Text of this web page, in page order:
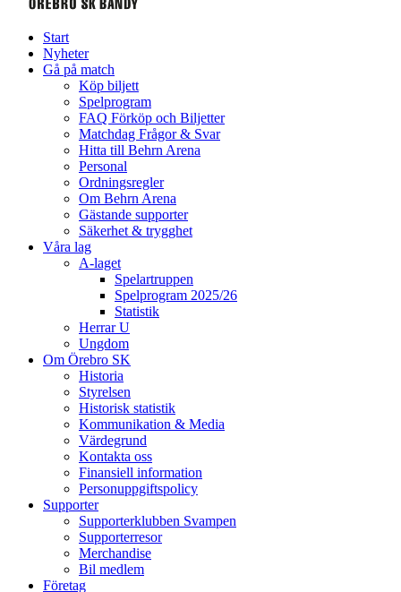
Start
Nyheter
Gå på match
Köp biljett
Spelprogram
FAQ Förköp och Biljetter
Matchdag Frågor & Svar
Hitta till Behrn Arena
Personal
Ordningsregler
Om Behrn Arena
Gästande supporter
Säkerhet & trygghet
Våra lag
A-laget
Spelartruppen
Spelprogram 2025/26
Statistik
Herrar U
Ungdom
Om Örebro SK
Historia
Styrelsen
Historisk statistik
Kommunikation & Media
Värdegrund
Kontakta oss
Finansiell information
Personuppgiftspolicy
Supporter
Supporterklubben Svampen
Supporterresor
Merchandise
Bil medlem
Företag